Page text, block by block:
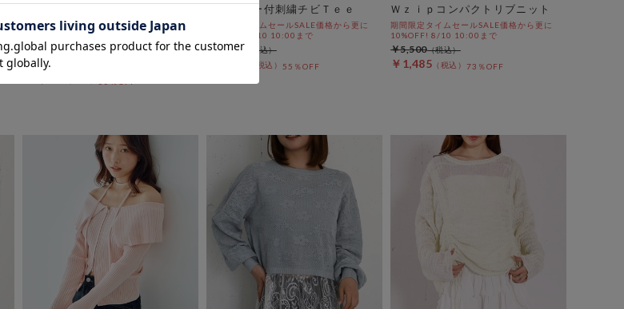
トップ
期間限定タイムセールSALE価格から更に
10%OFF! 8/10 10:00まで
￥3,300
チョーカー付刺繍チビＴｅｅ
期間限定タイムセールSALE価格から更に
10%OFF! 8/10 10:00まで
55％OFF
￥3,300
Ｗｚｉｐコンパクトリブニット
期間限定タイムセールSALE価格から更に
10%OFF! 8/10 10:00まで
￥1,485 73％OFF
￥5,500